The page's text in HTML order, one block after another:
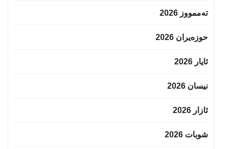
تەممووز 2026
حوزه‌یران 2026
ئایار 2026
نیسان 2026
ئازار 2026
شوبات 2026